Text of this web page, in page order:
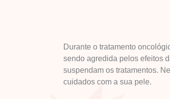
Durante o tratamento
sendo agredida pelos efeitos
suspendam os tratamentos.
cuidados com a sua pele.